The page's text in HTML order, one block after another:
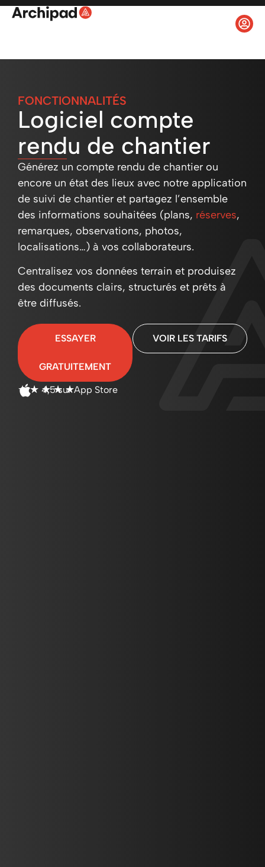
FONCTIONNALITÉS
Logiciel compte
rendu de chantier
Générez un compte rendu de chantier ou
encore un état des lieux avec notre application
de suivi de chantier et partagez l’ensemble
des informations souhaitées (plans, réserves,
remarques, observations, photos,
localisations…) à vos collaborateurs.
Centralisez vos données terrain et produisez
des documents clairs, structurés et prêts à
être diffusés.
ESSAYER
GRATUITEMENT
VOIR LES TARIFS
☆ ☆ ☆ ☆ ☆
4,5 sur App Store